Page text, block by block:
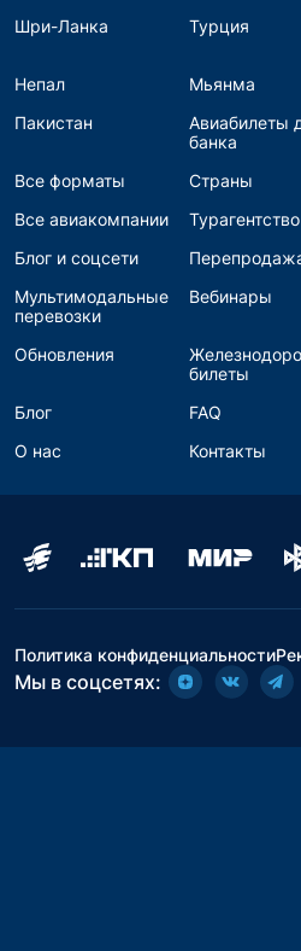
Шри-Ланка
Турция
Непал
Мьянма
Пакистан
Авиабилеты
банка
Все форматы Страны
Все авиакомпании
Турагентство
Блог и соцсети
Мультимодальные
перевозки
Вебинары
Обновления
билеты
Блог FAQ
О нас
Контакты
Политика конфиденциальности
Мы в соцсетях: